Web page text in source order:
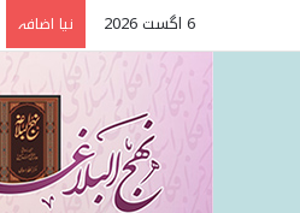
6 اگست 2026 نیا اضافہ